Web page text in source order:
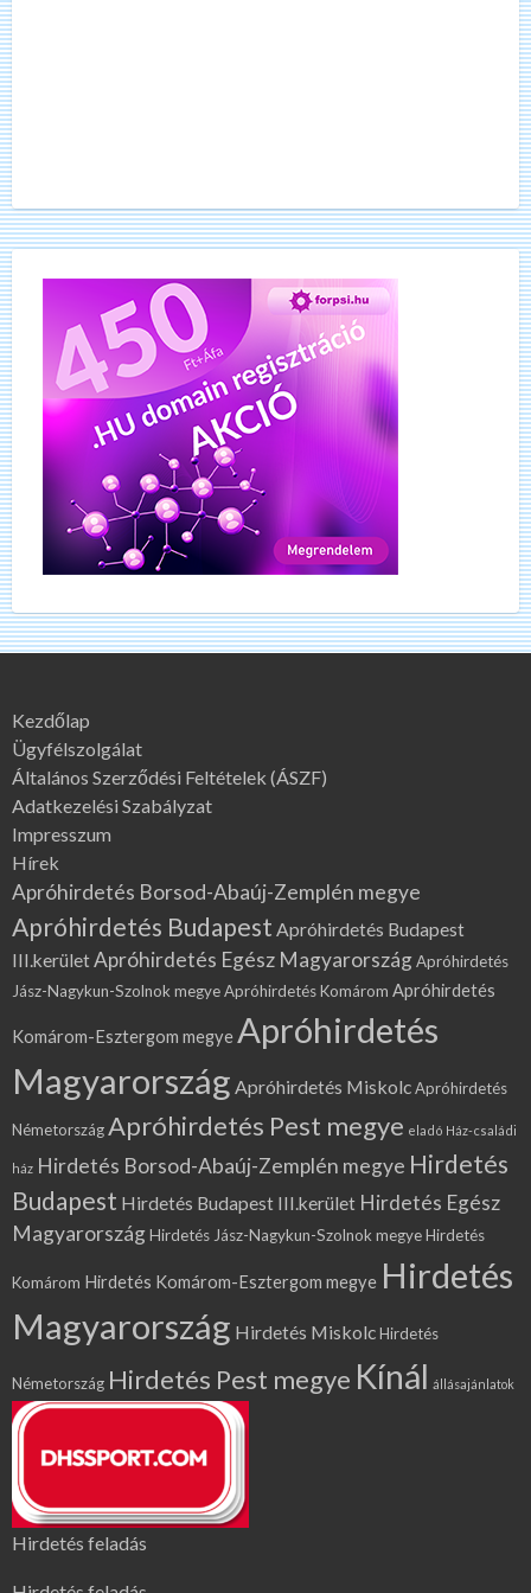
Kezdőlap
Ügyfélszolgálat
Általános Szerződési Feltételek (ÁSZF)
Adatkezelési Szabályzat
Impresszum
Hírek
Apróhirdetés Borsod-Abaúj-Zemplén megye
Apróhirdetés Budapest Apróhirdetés Budapest
III.kerületApróhirdetés Egész MagyarországApróhirdetés
Jász-Nagykun-Szolnok megyeApróhirdetés Komárom Apróhirdetés
Komárom-Esztergom megye Apróhirdetés
Magyarország Apróhirdetés MiskolcApróhirdetés
NémetországApróhirdetés Pest megye eladó Ház-családi
ház Hirdetés Borsod-Abaúj-Zemplén megye Hirdetés
Budapest Hirdetés Budapest III.kerület Hirdetés Egész
MagyarországHirdetés Jász-Nagykun-Szolnok megyeHirdetés
Komárom Hirdetés Komárom-Esztergom megye Hirdetés
Magyarország Hirdetés MiskolcHirdetés
Németország Hirdetés Pest megye Kínál állásajánlatok
Hirdetés feladás